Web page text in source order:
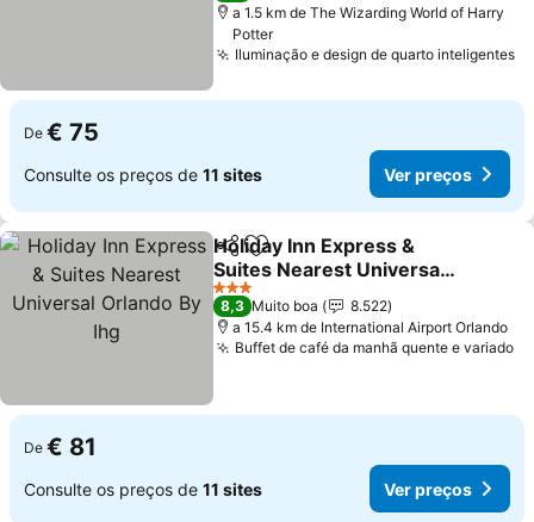
a 1.5 km de The Wizarding World of Harry
Potter
Iluminação e design de quarto inteligentes
De € 75
Consulte os preços de 11 sites Ver preços
PartilharAdicionar aos favoritos
Holiday Inn Express &
Suites Nearest Universal
Orlando By Ihg
Ver preços
3 Estrelas
8,3 Muito boa
8.522
a 15.4 km de International Airport Orlando
Buffet de café da manhã quente e variado
De € 81
Consulte os preços de 11 sites Ver preços